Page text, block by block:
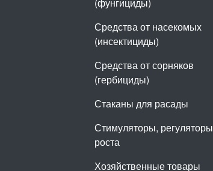
Средства от насекомых
(инсектициды)
Средства от сорняков
(гербициды)
Стаканы для расады
Стимуляторы, регуляторы
роста
Хозяйственные товары